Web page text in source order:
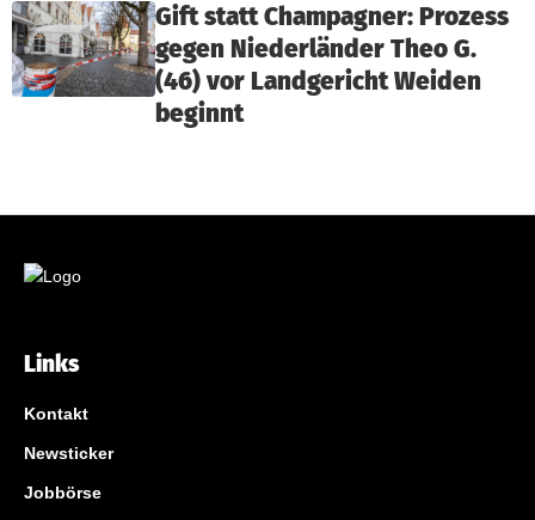
Gift statt Champagner: Prozess
gegen Niederländer Theo G.
(46) vor Landgericht Weiden
beginnt
Links
Kontakt
Newsticker
Jobbörse